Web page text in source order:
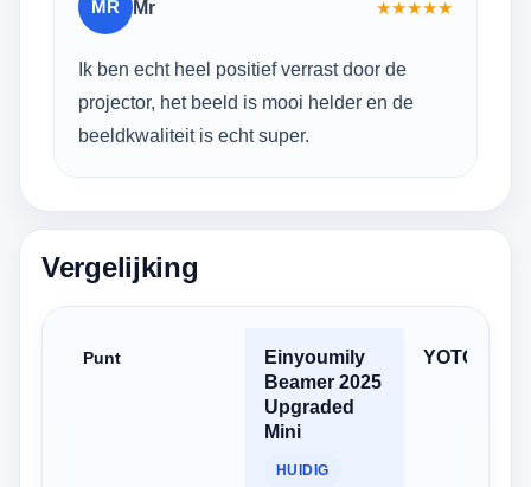
MR Mr ★★★★★
Ik ben echt heel positief verrast door de
projector, het beeld is mooi helder en de
beeldkwaliteit is echt super.
Vergelijking
Punt
Einyoumily
Beamer 2025
Upgraded
Mini
HUIDIG
YOTON Y3